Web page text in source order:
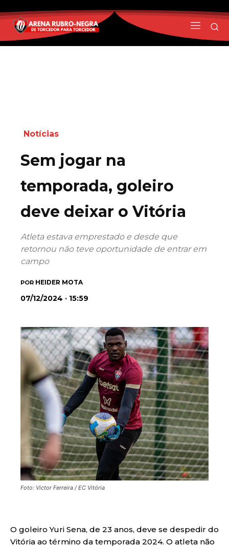
Notícias
Sem jogar na
temporada, goleiro
deve deixar o Vitória
Atleta estava emprestado e desde que
retornou não teve oportunidade de entrar em
campo
POR HEIDER MOTA
07/12/2024 · 15:59
Foto: Victor Ferreira / EC Vitória
O goleiro Yuri Sena, de 23 anos, deve se despedir do
Vitória ao término da temporada 2024. O atleta não